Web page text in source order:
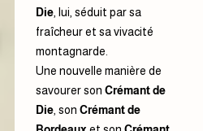
Die, lui, séduit par sa
fraîcheur et sa vivacité
montagnarde.
Une nouvelle manière de
savourer son Crémant de
Die, son Crémant de